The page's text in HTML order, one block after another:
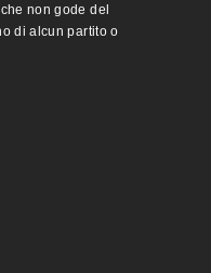
non gode del
di alcun partito o